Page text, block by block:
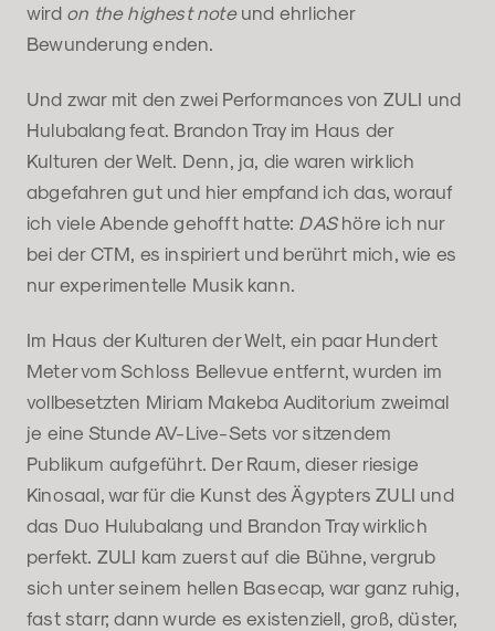
wird on the highest noteund ehrlicher
Bewunderung enden.
Und zwar mit den zwei Performances von ZULI und
Hulubalang feat. Brandon Tray im Haus der
Kulturen der Welt. Denn, ja, die waren wirklich
abgefahren gut und hier empfand ich das, worauf
ich viele Abende gehofft hatte: DAShöre ich nur
bei der CTM, es inspiriert und berührt mich, wie es
nur experimentelle Musik kann.
Im Haus der Kulturen der Welt, ein paar Hundert
Meter vom Schloss Bellevue entfernt, wurden im
vollbesetzten Miriam Makeba Auditorium zweimal
je eine Stunde AV-Live-Sets vor sitzendem
Publikum aufgeführt. Der Raum, dieser riesige
Kinosaal, war für die Kunst des Ägypters ZULI und
das Duo Hulubalang und Brandon Tray wirklich
perfekt. ZULI kam zuerst auf die Bühne, vergrub
sich unter seinem hellen Basecap, war ganz ruhig,
fast starr; dann wurde es existenziell, groß, düster,